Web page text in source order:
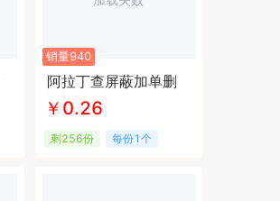
销量940
阿拉丁查屏蔽加单删
￥0.26
剩256份 每份1个